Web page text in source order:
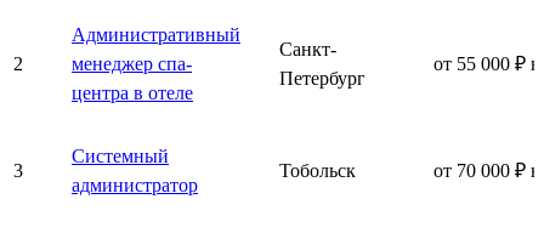
2
Административный
менеджер спа-
центра в отеле
Санкт-
Петербург
от 55 000 ₽
3
Системный
администратор
Тобольск от 70 000 ₽